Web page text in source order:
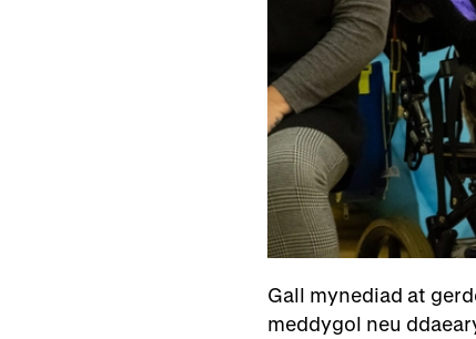
Gall mynediad at
meddygol neu